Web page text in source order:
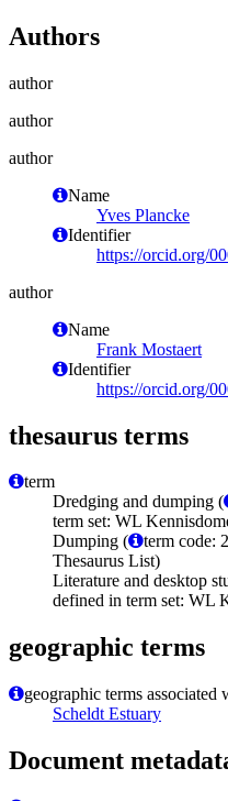
Authors
author
author
author
Name
Yves Plancke
Identifier
https://orcid.org/
author
Name
Frank Mostaert
Identifier
https://orcid.org/
thesaurus terms
term
Dredging and dumping (
term set: WL
Dumping (
term code:
Thesaurus List)
Literature and desktop
defined in term set: WL
geographic terms
geographic terms
Scheldt Estuary
Document